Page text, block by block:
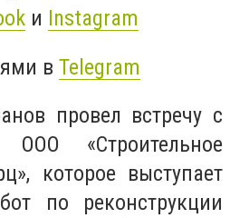
и Instagram
в Telegram
провел встречу с
ООО «Строительное
которое выступает
по реконструкции